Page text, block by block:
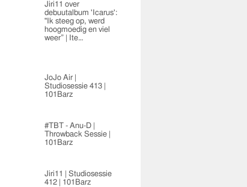
Jiri11 over
debuutalbum 'Icarus':
"Ik steeg op, werd
hoogmoedig en viel
weer” | Ite…
JoJo Air |
Studiosessie 413 |
101Barz
#TBT - Anu-D |
Throwback Sessie |
101Barz
Jiri11 | Studiosessie
412 | 101Barz